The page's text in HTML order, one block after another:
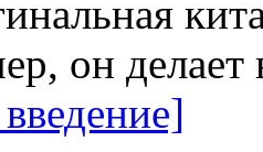
он делает